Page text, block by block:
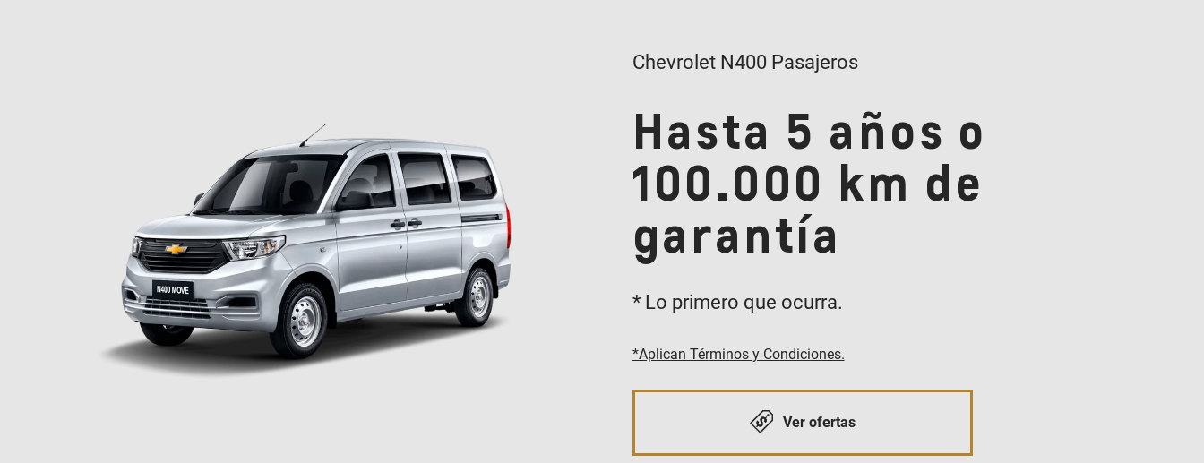
Chevrolet N400 Pasajeros
Hasta 5 años o
100.000 km de
garantía
* Lo primero que ocurra.
*Aplican Términos y Condiciones.
Ver ofertas